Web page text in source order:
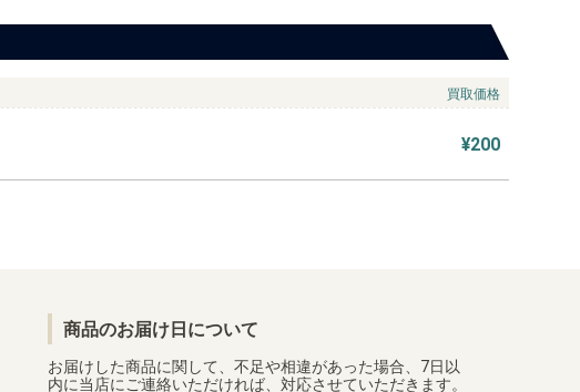
買取価格
¥200
商品のお届け日について
お届けした商品に関して、不足や相違があった場合、7日以
内に当店にご連絡いただければ、対応させていただきます。